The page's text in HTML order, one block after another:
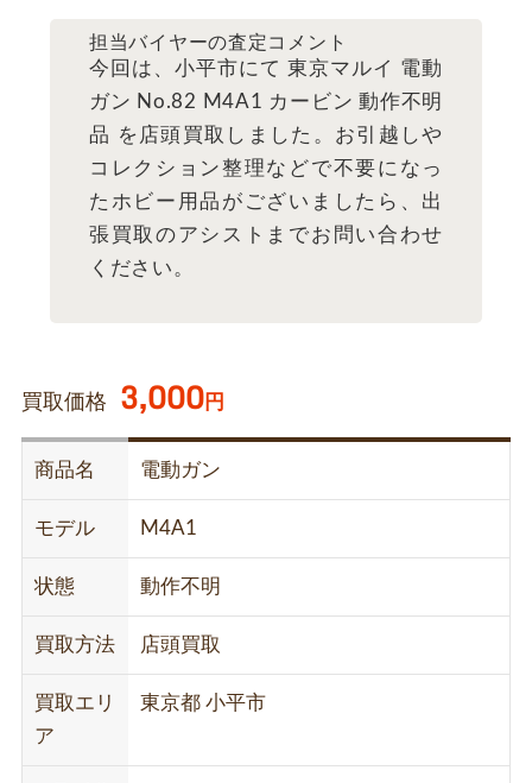
担当バイヤーの査定コメント
今回は、小平市にて 東京マルイ 電動
ガン No.82 M4A1 カービン 動作不明
品 を店頭買取しました。お引越しや
コレクション整理などで不要になっ
たホビー用品がございましたら、出
張買取のアシストまでお問い合わせ
ください。
買取価格 3,000円
商品名 電動ガン
モデル M4A1
状態 動作不明
買取方法 店頭買取
買取エリ
ア
東京都 小平市